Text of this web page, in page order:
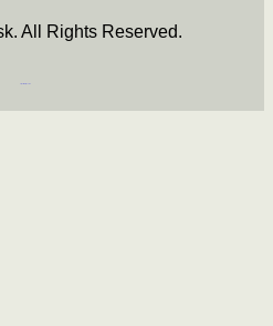
All Rights Reserved.